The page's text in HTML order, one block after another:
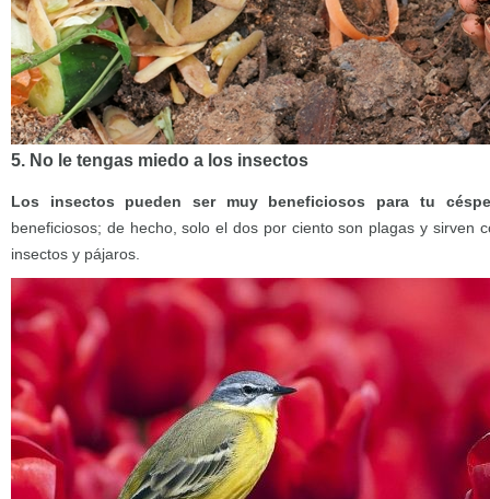
5. No le tengas miedo a los insectos
Los insectos pueden ser muy beneficiosos para tu
beneficiosos; de hecho, solo el dos por ciento son plagas y sirven
insectos y pájaros.